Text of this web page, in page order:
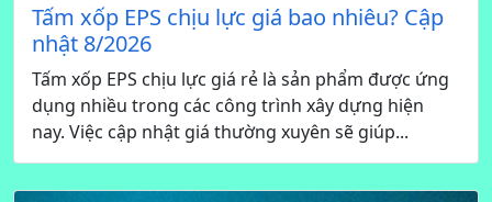
Tấm xốp EPS chịu lực giá bao nhiêu? Cập
nhật 8/2026
Tấm xốp EPS chịu lực giá rẻ là sản phẩm được ứng
dụng nhiều trong các công trình xây dựng hiện
nay. Việc cập nhật giá thường xuyên sẽ giúp...